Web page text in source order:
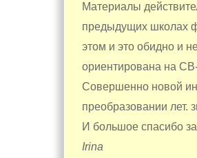
Материалы
предыдущих школах
этом и это обидно и
ориентирована на
Совершенно новой
преобразовании лет.
И большое спасибо
Irina